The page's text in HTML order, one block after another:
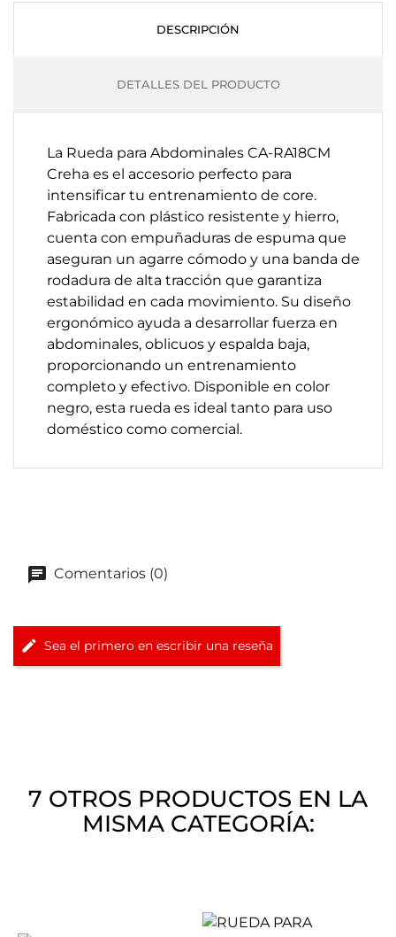
DESCRIPCIÓN
DETALLES DEL PRODUCTO
La Rueda para Abdominales CA-RA18CM
Creha es el accesorio perfecto para
intensificar tu entrenamiento de core.
Fabricada con plástico resistente y hierro,
cuenta con empuñaduras de espuma que
aseguran un agarre cómodo y una banda de
rodadura de alta tracción que garantiza
estabilidad en cada movimiento. Su diseño
ergonómico ayuda a desarrollar fuerza en
abdominales, oblicuos y espalda baja,
proporcionando un entrenamiento
completo y efectivo. Disponible en color
negro, esta rueda es ideal tanto para uso
doméstico como comercial.
Comentarios (0)
Sea el primero en escribir una reseña
7 OTROS PRODUCTOS EN LA
MISMA CATEGORÍA: